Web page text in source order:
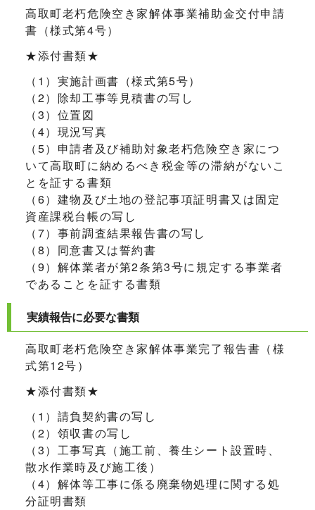
高取町老朽危険空き家解体事業補助金交付申請
書（様式第4号）
★添付書類★
（1）実施計画書（様式第5号）
（2）除却工事等見積書の写し
（3）位置図
（4）現況写真
（5）申請者及び補助対象老朽危険空き家につ
いて高取町に納めるべき税金等の滞納がないこ
とを証する書類
（6）建物及び土地の登記事項証明書又は固定
資産課税台帳の写し
（7）事前調査結果報告書の写し
（8）同意書又は誓約書
（9）解体業者が第2条第3号に規定する事業者
であることを証する書類
実績報告に必要な書類
高取町老朽危険空き家解体事業完了報告書（様
式第12号）
★添付書類★
（1）請負契約書の写し
（2）領収書の写し
（3）工事写真（施工前、養生シート設置時、
散水作業時及び施工後）
（4）解体等工事に係る廃棄物処理に関する処
分証明書類